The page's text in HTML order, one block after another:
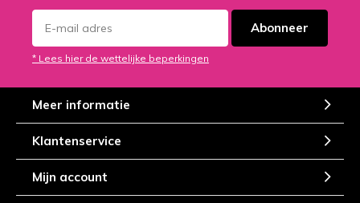
Abonneer
* Lees hier de wettelijke beperkingen
Meer informatie
Klantenservice
Mijn account